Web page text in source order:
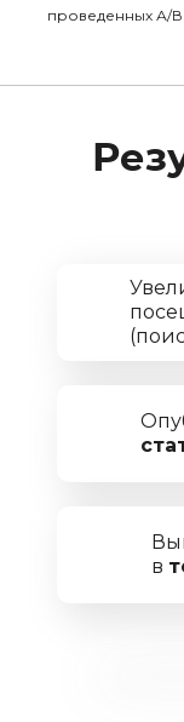
проведенных А/В
в